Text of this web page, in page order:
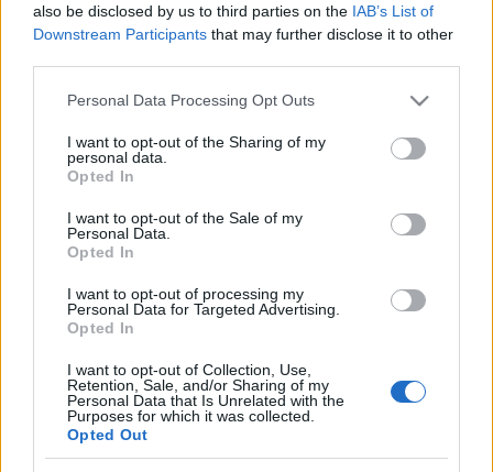
also be disclosed by us to third parties on the IAB’s List of
Downstream Participants that may further disclose it to other
Please note that this website/app uses one or more Google
not limited to your visit or usage behaviour. You may click to
grant or deny consent to Google and its third-party tags to
use your data for below specified purposes in below Google
consent section.
Personal Data Processing Opt Outs
I want to opt-out of the Sharing of my
personal data.
Opted In
I want to opt-out of the Sale of my
Personal Data.
Opted In
I want to opt-out of processing my
Personal Data for Targeted Advertising.
Opted In
I want to opt-out of Collection, Use,
Retention, Sale, and/or Sharing of my
Personal Data that Is Unrelated with the
Purposes for which it was collected.
Opted Out
HELP, es ráadásul SOS! POLAR RS 200
Ide is beírom, hátha innen jön meg a tuti válasz:
Nyaralás közben (ahol nem lesz kimért pályám) résztáv helyettesítő edzésnek
intervallozni ...
Futóversenyszervezőknek szakmai
kérdés
2010. június 23.
Szabad olyat csinálni, hogy az "Atleti italiani" és "Atleti internazionali"